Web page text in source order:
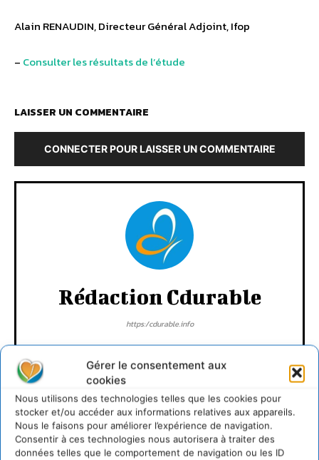
Gérer le consentement aux
cookies
Nous utilisons des technologies telles que les cookies pour
stocker et/ou accéder aux informations relatives aux appareils.
Nous le faisons pour améliorer l’expérience de navigation.
Consentir à ces technologies nous autorisera à traiter des
données telles que le comportement de navigation ou les ID
Alain RENAUDIN, Directeur Général Adjoint, Ifop
– Consulter les résultats de l’étude
LAISSER UN COMMENTAIRE
CONNECTER POUR LAISSER UN COMMENTAIRE
Rédaction Cdurable
https:/cdurable.info